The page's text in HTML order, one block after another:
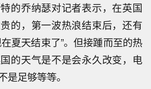
的乔纳瑟对记者表示，在英国
的，第一波热浪结束后，还有
夏天结束了”。但接踵而至的热
的天气是不是会永久改变，电
是足够等等。